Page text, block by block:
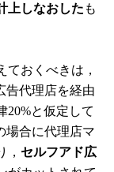
上しなおした も
ておくべきは，
告代理店を経由
20%と仮定して
場合に代理店マ
， セルフアド広